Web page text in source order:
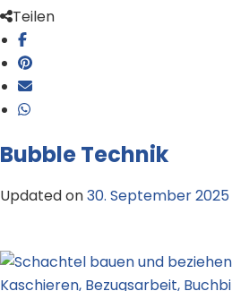
Teilen
Bubble Technik
Updated on30. September 2025